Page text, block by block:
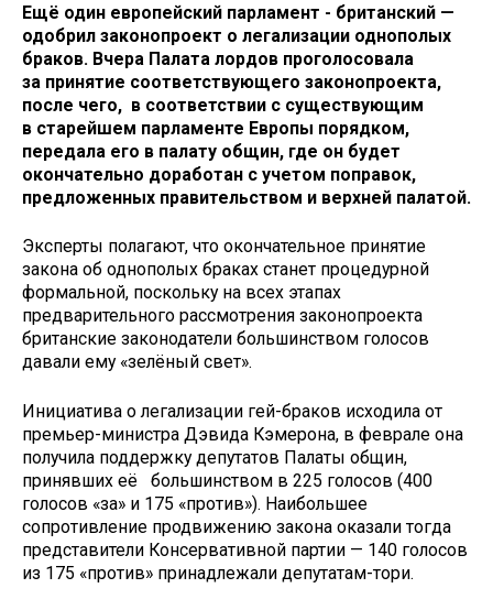
Ещё один европейский парламент - британский —
одобрил законопроект о легализации однополых
браков. Вчера Палата лордов проголосовала
за принятие соответствующего законопроекта,
после чего, в соответствии с существующим
в старейшем парламенте Европы порядком,
передала его в палату общин, где он будет
окончательно доработан с учетом поправок,
предложенных правительством и верхней палатой.
Эксперты полагают, что окончательное принятие
закона об однополых браках станет процедурной
формальной, поскольку на всех этапах
предварительного рассмотрения законопроекта
британские законодатели большинством голосов
давали ему «зелёный свет».
Инициатива о легализации гей-браков исходила от
премьер-министра Дэвида Кэмерона, в феврале она
получила поддержку депутатов Палаты общин,
принявших её большинством в 225 голосов (400
голосов «за» и 175 «против»). Наибольшее
сопротивление продвижению закона оказали тогда
представители Консервативной партии — 140 голосов
из 175 «против» принадлежали депутатам-тори.